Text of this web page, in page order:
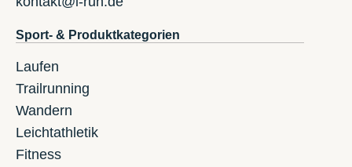
Sport- & Produktkategorien
Laufen
Trailrunning
Wandern
Leichtathletik
Fitness